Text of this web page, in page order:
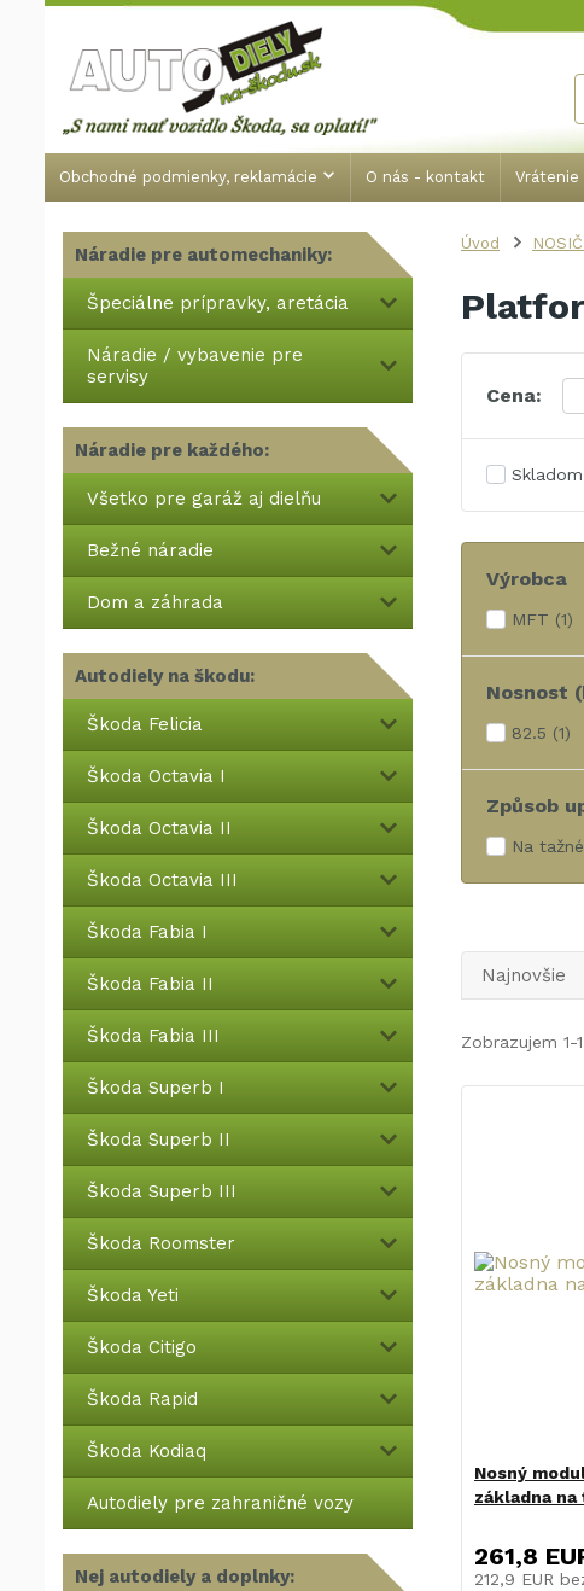
Obchodné podmienky, reklamácie O nás - kontakt Vrátenie
Náradie pre automechaniky:
Špeciálne prípravky, aretácia
Náradie / vybavenie pre
servisy
Náradie pre každého:
Všetko pre garáž aj dielňu
Bežné náradie
Dom a záhrada
Autodiely na škodu:
Škoda Felicia
Škoda Octavia I
Škoda Octavia II
Škoda Octavia III
Škoda Fabia I
Škoda Fabia II
Škoda Fabia III
Škoda Superb I
Škoda Superb II
Škoda Superb III
Škoda Roomster
Škoda Yeti
Škoda Citigo
Škoda Rapid
Škoda Kodiaq
Autodiely pre zahraničné vozy
Nej autodiely a doplnky:
Úvod
Cena:
Skladom
Výrobca
MFT (1)
Nosnost
82.5 (1)
Způsob
Na
Najnovšie
Zobrazujem 1-
Nosný
základna na
261,8
212,9 EUR